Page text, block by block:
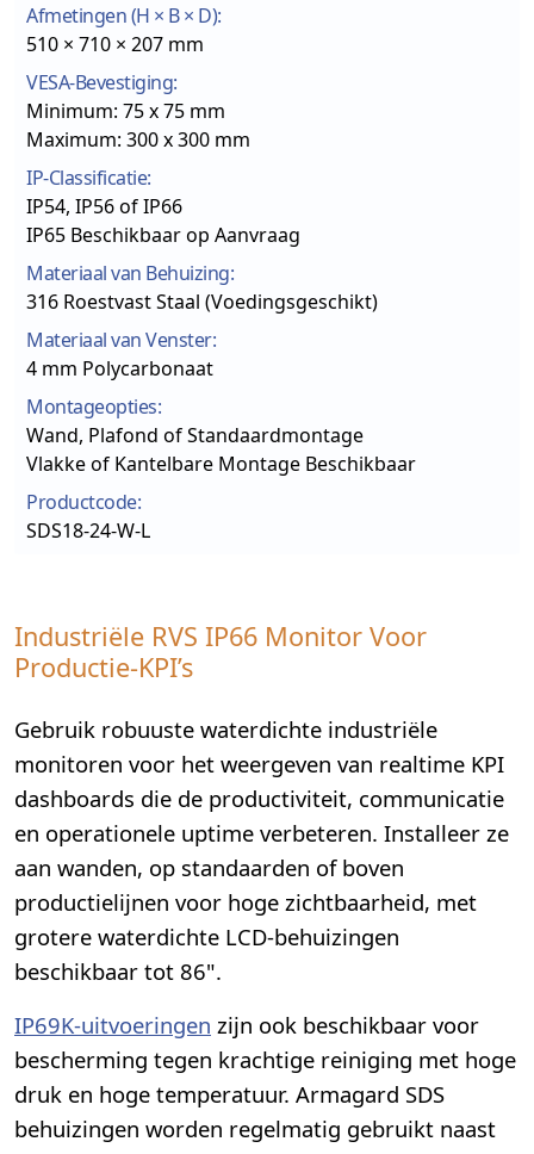
Afmetingen (H × B × D):
510 × 710 × 207 mm
VESA-Bevestiging:
Minimum: 75 x 75 mm
Maximum: 300 x 300 mm
IP-Classificatie:
IP54, IP56 of IP66
IP65 Beschikbaar op Aanvraag
Materiaal van Behuizing:
316 Roestvast Staal (Voedingsgeschikt)
Materiaal van Venster:
4 mm Polycarbonaat
Montageopties:
Wand, Plafond of Standaardmontage
Vlakke of Kantelbare Montage Beschikbaar
Productcode:
SDS18-24-W-L
Industriële RVS IP66 Monitor Voor
Productie-KPI’s
Gebruik robuuste waterdichte industriële
monitoren voor het weergeven van realtime KPI
dashboards die de productiviteit, communicatie
en operationele uptime verbeteren. Installeer ze
aan wanden, op standaarden of boven
productielijnen voor hoge zichtbaarheid, met
grotere waterdichte LCD-behuizingen
beschikbaar tot 86".
IP69K-uitvoeringen zijn ook beschikbaar voor
bescherming tegen krachtige reiniging met hoge
druk en hoge temperatuur. Armagard SDS
behuizingen worden regelmatig gebruikt naast